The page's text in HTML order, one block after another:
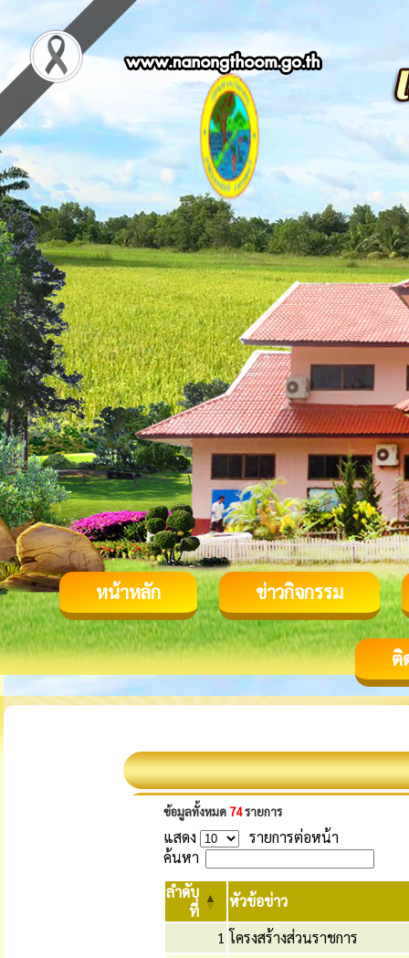
หน้าหลัก ข่าวกิจกรรม
ติ
ข้อมูลทั้งหมด 74รายการ
แสดง
รายการต่อหน้า
ค้นหา
ลำดับ
ที่
หัวข้อข่าว
1 โครงสร้างส่วนราชการ